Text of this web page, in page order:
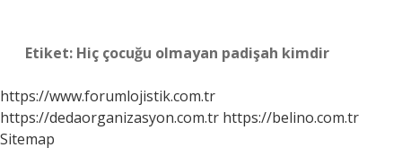
Etiket: Hiç çocuğu olmayan padişah kimdir
https://www.forumlojistik.com.tr
https://dedaorganizasyon.com.tr https://belino.com.tr
Sitemap